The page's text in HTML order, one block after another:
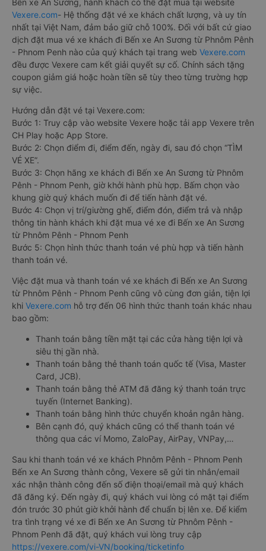
Bến xe An Sương, hành khách có thể đặt mua tại website
Vexere.com- Hệ thống đặt vé xe khách chất lượng, và uy tín
nhất tại Việt Nam, đảm bảo giữ chỗ 100%. Đối với bất cứ giao
dịch đặt mua vé xe khách đi Bến xe An Sương từ Phnôm Pênh
- Phnom Penh nào của quý khách tại trang web Vexere.com
đều được Vexere cam kết giải quyết sự cố. Chính sách tặng
coupon giảm giá hoặc hoàn tiền sẽ tùy theo từng trường hợp
sự việc.
Hướng dẫn đặt vé tại Vexere.com:
Bước 1: Truy cập vào website Vexere hoặc tải app Vexere trên
CH Play hoặc App Store.
Bước 2: Chọn điểm đi, điểm đến, ngày đi, sau đó chọn “TÌM
VÉ XE”.
Bước 3: Chọn hãng xe khách đi Bến xe An Sương từ Phnôm
Pênh - Phnom Penh, giờ khởi hành phù hợp. Bấm chọn vào
khung giờ quý khách muốn đi để tiến hành đặt vé.
Bước 4: Chọn vị trí/giường ghế, điểm đón, điểm trả và nhập
thông tin hành khách khi đặt mua vé xe đi Bến xe An Sương
từ Phnôm Pênh - Phnom Penh
Bước 5: Chọn hình thức thanh toán vé phù hợp và tiến hành
thanh toán vé.
Việc đặt mua và thanh toán vé xe khách đi Bến xe An Sương
từ Phnôm Pênh - Phnom Penh cũng vô cùng đơn giản, tiện lợi
khi Vexere.com hỗ trợ đến 06 hình thức thanh toán khác nhau
bao gồm:
Thanh toán bằng tiền mặt tại các cửa hàng tiện lợi và
siêu thị gần nhà.
Thanh toán bằng thẻ thanh toán quốc tế (Visa, Master
Card, JCB).
Thanh toán bằng thẻ ATM đã đăng ký thanh toán trực
tuyến (Internet Banking).
Thanh toán bằng hình thức chuyển khoản ngân hàng.
Bên cạnh đó, quý khách cũng có thể thanh toán vé
thông qua các ví Momo, ZaloPay, AirPay, VNPay,…
Sau khi thanh toán vé xe khách Phnôm Pênh - Phnom Penh
Bến xe An Sương thành công, Vexere sẽ gửi tin nhắn/email
xác nhận thành công đến số điện thoại/email mà quý khách
đã đăng ký. Đến ngày đi, quý khách vui lòng có mặt tại điểm
đón trước 30 phút giờ khởi hành để chuẩn bị lên xe. Để kiểm
tra tình trạng vé xe đi Bến xe An Sương từ Phnôm Pênh -
Phnom Penh đã đặt, quý khách vui lòng truy cập
https://vexere.com/vi-VN/booking/ticketinfo